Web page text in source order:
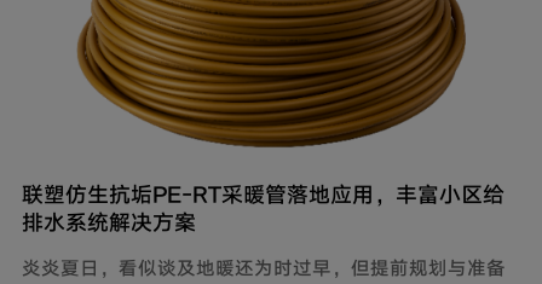
联塑仿生抗垢PE‑RT采暖管落地应用，丰富小区给
排水系统解决方案
炎炎夏日，看似谈及地暖还为时过早，但提前规划与准备